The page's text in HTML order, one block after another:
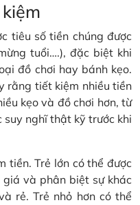
tiêu số tiền chúng được
tuổi….), đặc biệt khi
đồ chơi hay bánh kẹo.
rằng tiết kiệm nhiều tiền
kẹo và đồ chơi hơn, từ
suy nghĩ thật kỹ trước khi
tiền. Trẻ lớn có thể được
và phân biệt sự khác
rẻ. Trẻ nhỏ hơn có thể